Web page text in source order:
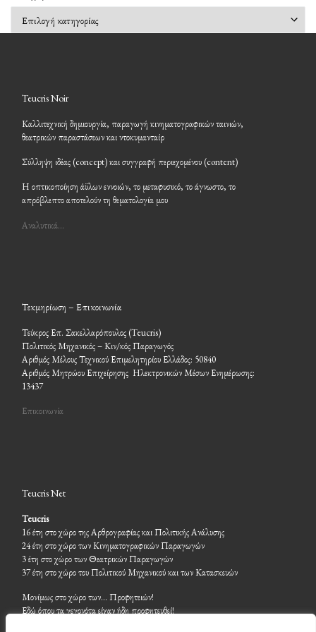
Teucris Noir
Καλλιτεχνική δημιουργία, παραγωγή κινηματογραφικών ταινιών,
θεατρικών παραστάσεων και ντοκυμανταίρ
Σύλληψη ιδέας (concept) και συγγραφή περιεχομένου (content)
Η οπτικοποίηση άϋλων εννοιών, το μεταφυσικό, το άγνωστο, το
απρόβλεπτο αποτελούν τη θεματολογία μου
Αναλυτικά…
Τεκμηρίωση – Επικοινωνία
Τεύκρος Επ. Σακελλαρόπουλος (Teucris)
Πολιτικός Μηχανικός – Κιν/κός Παραγωγός
Αριθμός Μέλους Τεχνικού Επιμελητηρίου Ελλάδος: 50840
Αριθμός Μητρώου Επιχείρησης Ηλεκτρονικών Μέσων Ενημέρωσης:
13437
Επικοινωνία
Teucris Net
Teucris
16 έτη στο χώρο της Αρθρογραφίας και Πολιτικής Ανάλυσης
24 έτη στο χώρο των Κινηματογραφικών Παραγωγών
3 έτη στο χώρο των Θεατρικών Παραγωγών
37 έτη στο χώρο του Πολιτικού Μηχανικού και των Κατασκευών
Μονίμως στο χώρο των… Προφητειών!
Εδώ όπου τα γεγονότα είχαν ήδη προφητευθεί!